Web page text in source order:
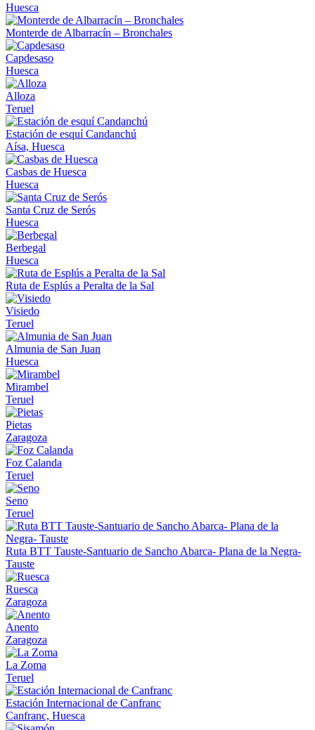
Huesca
Monterde de Albarracín – Bronchales
Capdesaso
Huesca
Alloza
Teruel
Estación de esquí Candanchú
Aísa, Huesca
Casbas de Huesca
Huesca
Santa Cruz de Serós
Huesca
Berbegal
Huesca
Ruta de Esplús a Peralta de la Sal
Visiedo
Teruel
Almunia de San Juan
Huesca
Mirambel
Teruel
Pietas
Zaragoza
Foz Calanda
Teruel
Seno
Teruel
Ruta BTT Tauste-Santuario de Sancho Abarca- Plana de la Negra-
Tauste
Ruesca
Zaragoza
Anento
Zaragoza
La Zoma
Teruel
Estación Internacional de Canfranc
Canfranc, Huesca